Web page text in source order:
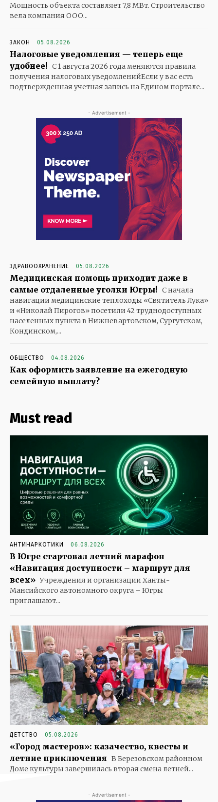
Мощность объекта составляет 7,8 МВт. Строительство
вела компания ООО...
ЗАКОН 05.08.2026
Налоговые уведомления — теперь еще
удобнее! С 1 августа 2026 года меняются правила
получения налоговых уведомленийЕсли у вас есть
подтвержденная учетная запись на Едином портале...
- Advertisement -
ЗДРАВООХРАНЕНИЕ 05.08.2026
Медицинская помощь приходит даже в
самые отдаленные уголки Югры! С начала
навигации медицинские теплоходы «Святитель Лука»
и «Николай Пирогов» посетили 42 труднодоступных
населенных пункта в Нижневартовском, Сургутском,
Кондинском,...
ОБЩЕСТВО 04.08.2026
Как оформить заявление на ежегодную
семейную выплату?
Must read
АНТИНАРКОТИКИ 06.08.2026
В Югре стартовал летний марафон
«Навигация доступности – маршрут для
всех» Учреждения и организации Ханты-
Мансийского автономного округа – Югры
приглашают...
ДЕТСТВО 05.08.2026
«Город мастеров»: казачество, квесты и
летние приключения В Березовском районном
Доме культуры завершилась вторая смена летней...
- Advertisement -